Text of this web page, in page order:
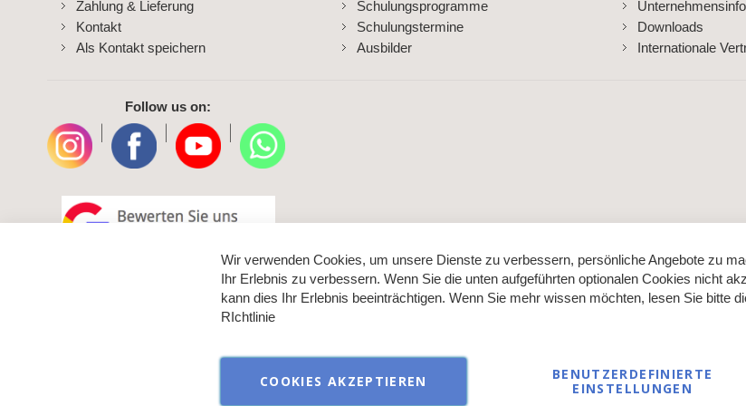
Zahlung & Lieferung
Kontakt
Als Kontakt speichern
Schulungsprogramme
Schulungstermine
Ausbilder
Downloads
Internationale
Follow us on:
Wir verwenden Cookies, um unsere Dienste zu verbessern, persönliche Angebote zu
Ihr Erlebnis zu verbessern. Wenn Sie die unten aufgeführten optionalen Cookies nicht
kann dies Ihr Erlebnis beeinträchtigen. Wenn Sie mehr wissen möchten, lesen Sie bitte
RIchtlinie
COOKIES AKZEPTIEREN
BENUTZERDEFINIERTE
EINSTELLUNGEN